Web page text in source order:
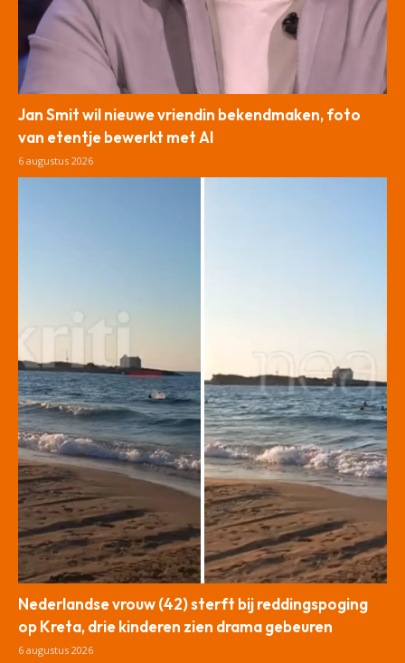
Jan Smit wil nieuwe vriendin bekendmaken, foto
van etentje bewerkt met AI
6 augustus 2026
Nederlandse vrouw (42) sterft bij reddingspoging
op Kreta, drie kinderen zien drama gebeuren
6 augustus 2026